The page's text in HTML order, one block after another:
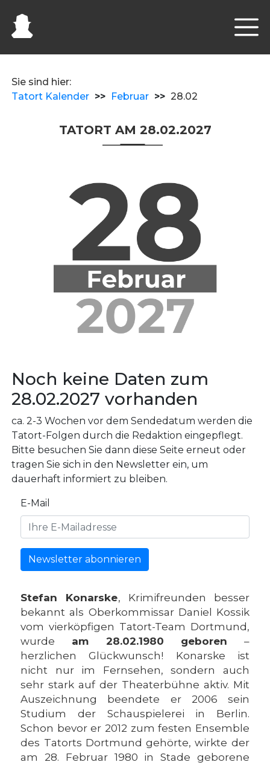
Sie sind hier:
Tatort Kalender >> Februar >> 28.02
TATORT AM 28.02.2027
Noch keine Daten zum
28.02.2027 vorhanden
ca. 2-3 Wochen vor dem Sendedatum werden die
Tatort-Folgen durch die Redaktion eingepflegt.
Bitte besuchen Sie dann diese Seite erneut oder
tragen Sie sich in den Newsletter ein, um
dauerhaft informiert zu bleiben.
E-Mail
Newsletter abonnieren
Stefan Konarske, Krimifreunden besser
bekannt als Oberkommissar Daniel Kossik
vom vierköpfigen Tatort-Team Dortmund,
wurde am 28.02.1980 geboren –
herzlichen Glückwunsch! Konarske ist
nicht nur im Fernsehen, sondern auch
sehr stark auf der Theaterbühne aktiv. Mit
Auszeichnung beendete er 2006 sein
Studium der Schauspielerei in Berlin.
Schon bevor er 2012 zum festen Ensemble
des Tatorts Dortmund gehörte, wirkte der
am 28. Februar 1980 in Stade geborene